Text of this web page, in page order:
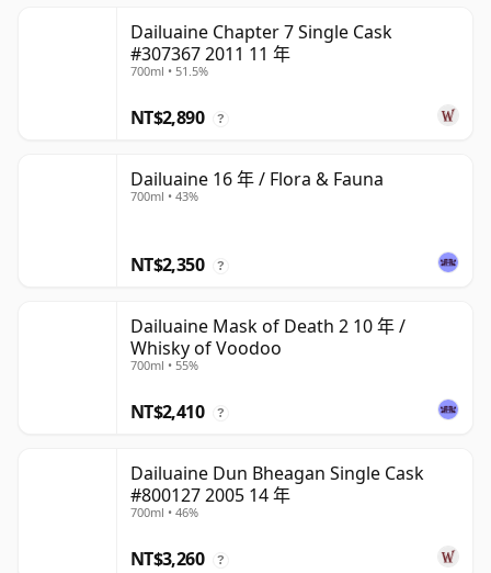
Dailuaine Chapter 7 Single Cask
#307367 2011 11 年
700ml • 51.5%
NT$2,890 ?
Dailuaine 16 年 / Flora & Fauna
700ml • 43%
NT$2,350 ?
Dailuaine Mask of Death 2 10 年 /
Whisky of Voodoo
700ml • 55%
NT$2,410 ?
Dailuaine Dun Bheagan Single Cask
#800127 2005 14 年
700ml • 46%
NT$3,260 ?